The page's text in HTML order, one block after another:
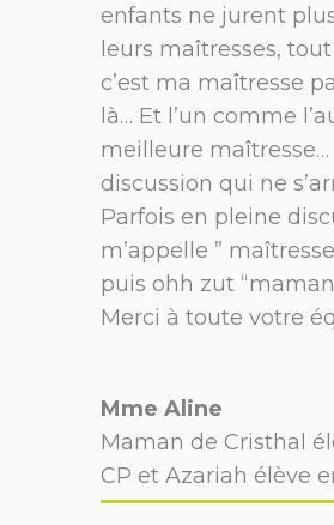
enfants ne jurent
leurs maîtresses,
c’est ma maîtresse
là… Et l’un comme
meilleure maîtresse…
discussion qui ne
Parfois en pleine
m’appelle ”
puis ohh zut
Merci à toute votre
Mme Aline
Maman de Cristhal
CP et Azariah élève